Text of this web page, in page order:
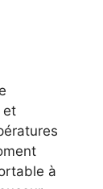
et
à